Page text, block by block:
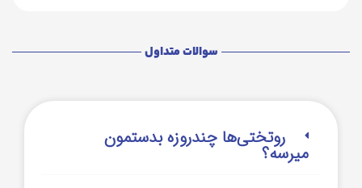
سوالات متداول
روتختی‌‌ها چندروزه بدستمون
میرسه؟